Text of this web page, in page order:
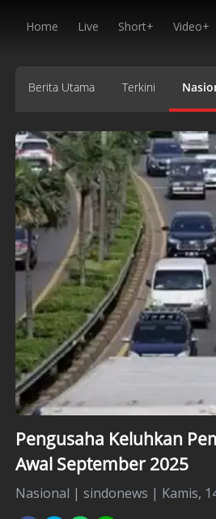
Home Live Short+ Video+
Berita Utama Terkini
Pengusaha Keluhkan
Awal September 2025
Nasional | sindonews | Kamis,